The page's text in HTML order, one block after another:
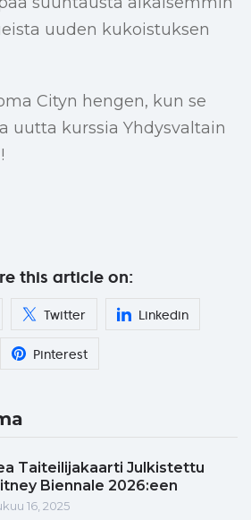
uuden kukoistuksen
Cityn hengen, kun se
uutta kurssia Yhdysvaltain
this article on:
Twitter Linkedin
Pinterest
Taiteilijakaarti Julkistettu
Biennale 2026:een
16, 2025